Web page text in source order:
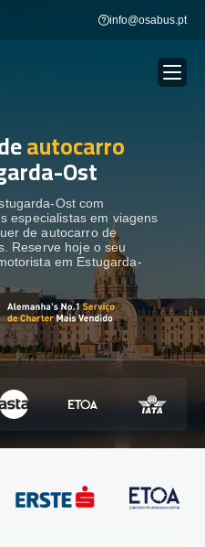
info@osabus.pt
autocarro
Ost
Ost com
especialistas em viagens
de autocarro de
Reserve hoje o seu
em Estugarda-